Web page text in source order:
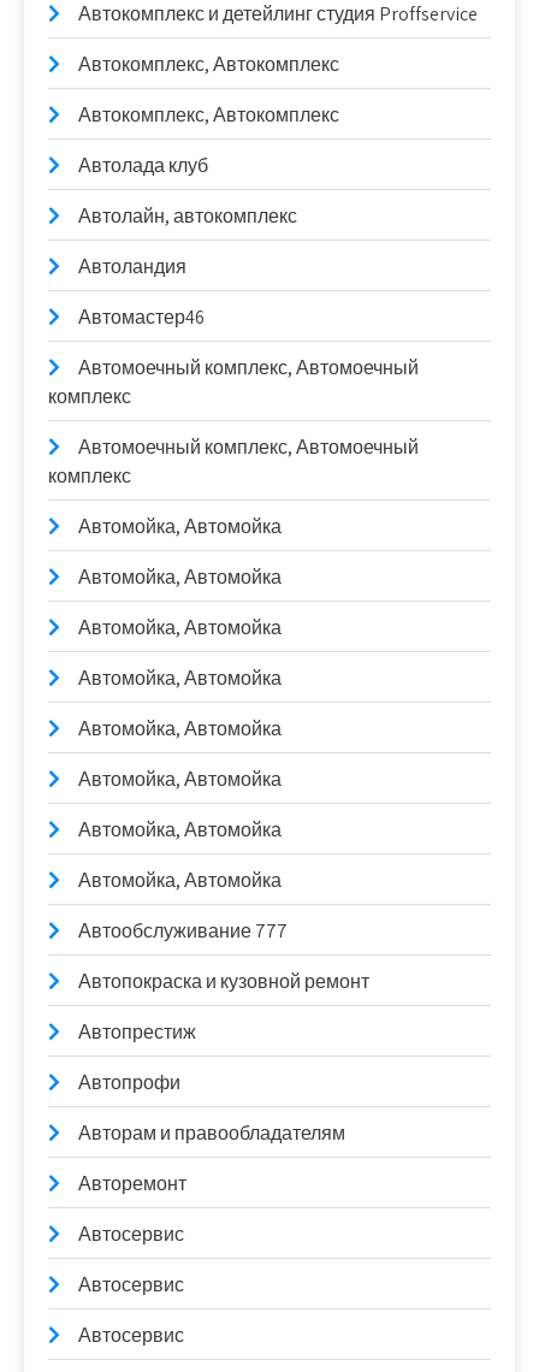
Автокомплекс и детейлинг студия Proffservice
Автокомплекс, Автокомплекс
Автокомплекс, Автокомплекс
Автолада клуб
Автолайн, автокомплекс
Автоландия
Автомастер46
Автомоечный комплекс, Автомоечный
комплекс
Автомоечный комплекс, Автомоечный
комплекс
Автомойка, Автомойка
Автомойка, Автомойка
Автомойка, Автомойка
Автомойка, Автомойка
Автомойка, Автомойка
Автомойка, Автомойка
Автомойка, Автомойка
Автомойка, Автомойка
Автообслуживание 777
Автопокраска и кузовной ремонт
Автопрестиж
Автопрофи
Авторам и правообладателям
Авторемонт
Автосервис
Автосервис
Автосервис